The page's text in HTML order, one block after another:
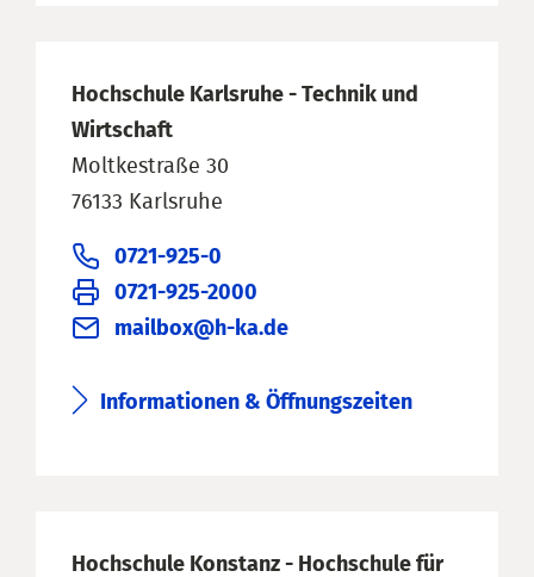
Hochschule Karlsruhe - Technik und
Wirtschaft
Moltkestraße 30
76133 Karlsruhe
0721-925-0
0721-925-2000
mailbox@h-ka.de
Informationen & Öffnungszeiten
Hochschule Konstanz - Hochschule für